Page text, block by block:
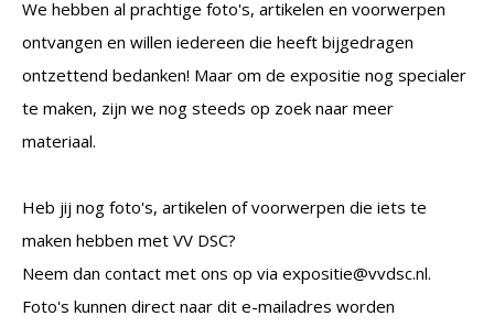
We hebben al prachtige foto's, artikelen en voorwerpen
ontvangen en willen iedereen die heeft bijgedragen
ontzettend bedanken! Maar om de expositie nog specialer
te maken, zijn we nog steeds op zoek naar meer
materiaal.
Heb jij nog foto's, artikelen of voorwerpen die iets te
maken hebben met VV DSC?
Neem dan contact met ons op via expositie@vvdsc.nl.
Foto's kunnen direct naar dit e-mailadres worden